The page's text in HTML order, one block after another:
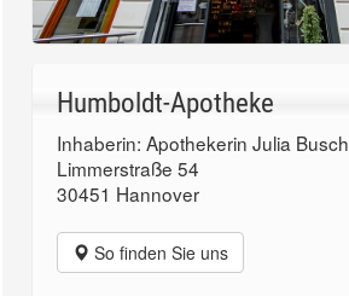
Humboldt-Apotheke
Inhaberin: Apothekerin Julia Busch
Limmerstraße 54
30451 Hannover
So finden Sie uns